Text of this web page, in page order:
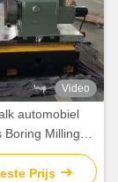
Video
automobiel
Boring Milling
/ Mill Turn
Cnc Prijs